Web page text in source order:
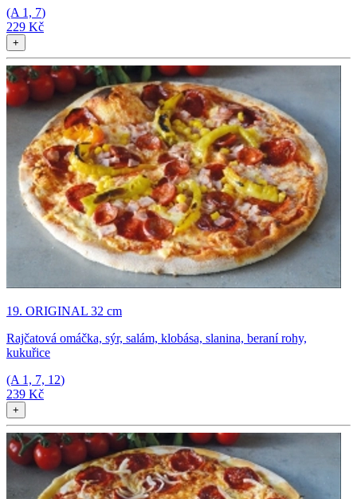
(A 1, 7)
229 Kč
+
19. ORIGINAL 32 cm
Rajčatová omáčka, sýr, salám, klobása, slanina, beraní rohy,
kukuřice
(A 1, 7, 12)
239 Kč
+